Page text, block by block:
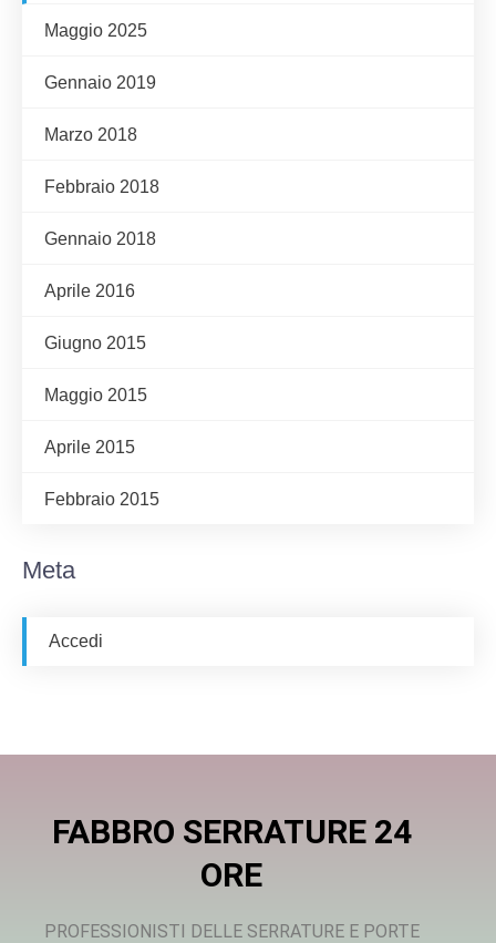
Maggio 2025
Gennaio 2019
Marzo 2018
Febbraio 2018
Gennaio 2018
Aprile 2016
Giugno 2015
Maggio 2015
Aprile 2015
Febbraio 2015
Meta
Accedi
FABBRO SERRATURE 24
ORE
PROFESSIONISTI DELLE SERRATURE E PORTE